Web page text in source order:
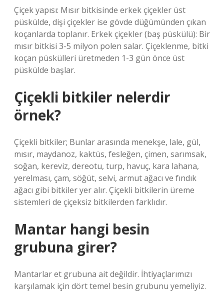
Çiçek yapısı: Mısır bitkisinde erkek çiçekler üst
püskülde, dişi çiçekler ise gövde düğümünden çıkan
koçanlarda toplanır. Erkek çiçekler (baş püskülü): Bir
mısır bitkisi 3-5 milyon polen salar. Çiçeklenme, bitki
koçan püskülleri üretmeden 1-3 gün önce üst
püskülde başlar.
Çiçekli bitkiler nelerdir
örnek?
Çiçekli bitkiler; Bunlar arasında menekşe, lale, gül,
mısır, maydanoz, kaktüs, fesleğen, çimen, sarımsak,
soğan, kereviz, dereotu, turp, havuç, kara lahana,
yerelması, çam, söğüt, selvi, armut ağacı ve fındık
ağacı gibi bitkiler yer alır. Çiçekli bitkilerin üreme
sistemleri de çiçeksiz bitkilerden farklıdır.
Mantar hangi besin
grubuna girer?
Mantarlar et grubuna ait değildir. İhtiyaçlarımızı
karşılamak için dört temel besin grubunu yemeliyiz.